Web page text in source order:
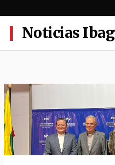
al
contenidoNoticias